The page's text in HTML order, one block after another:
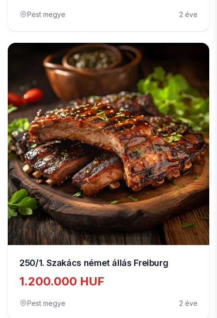
Pest megye 2 éve
250/1. Szakács német állás Freiburg
1.200.000 HUF
Pest megye 2 éve